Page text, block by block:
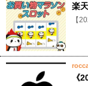
楽
【
《